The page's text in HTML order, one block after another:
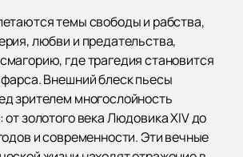
темы свободы и рабства,
любви и предательства,
где трагедия становится
Внешний блеск пьесы
зрителем многослойность
золотого века Людовика XIV до
и современности. Эти вечные